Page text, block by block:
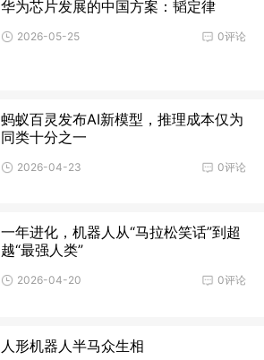
华为芯片发展的中国方案：韬定律
0评论
2026-05-25
蚂蚁百灵发布AI新模型，推理成本仅为
同类十分之一
0评论
2026-04-23
一年进化，机器人从“马拉松笑话”到超
越“最强人类”
0评论
2026-04-20
人形机器人半马众生相